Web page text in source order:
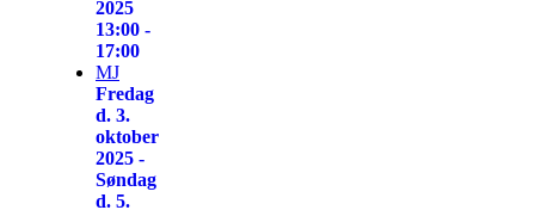
2025
13:00 -
17:00
MJ
Fredag
d. 3.
oktober
2025 -
Søndag
d. 5.